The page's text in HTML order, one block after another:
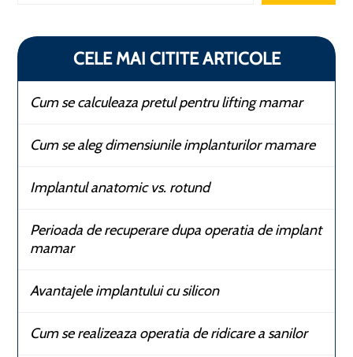
CELE MAI CITITE ARTICOLE
Cum se calculeaza pretul pentru lifting mamar
Cum se aleg dimensiunile implanturilor mamare
Implantul anatomic vs. rotund
Perioada de recuperare dupa operatia de implant
mamar
Avantajele implantului cu silicon
Cum se realizeaza operatia de ridicare a sanilor